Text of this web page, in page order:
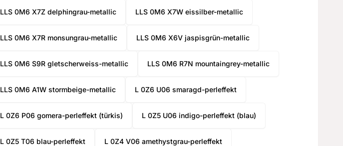
LLS 0M6 X7Z delphingrau-metallic LLS 0M6 X7W eissilber-metallic
LLS 0M6 X7R monsungrau-metallic LLS 0M6 X6V jaspisgrün-metallic
LLS 0M6 S9R gletscherweiss-metallic LLS 0M6 R7N mountaingrey-metallic
LLS 0M6 A1W stormbeige-metallic L 0Z6 U06 smaragd-perleffekt
L 0Z6 P06 gomera-perleffekt (türkis) L 0Z5 U06 indigo-perleffekt (blau)
L 0Z5 T06 blau-perleffekt L 0Z4 V06 amethystgrau-perleffekt